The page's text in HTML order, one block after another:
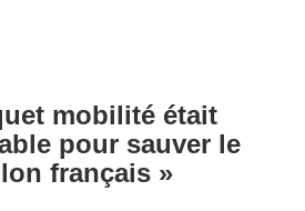
mobilité était
pour sauver le
français »